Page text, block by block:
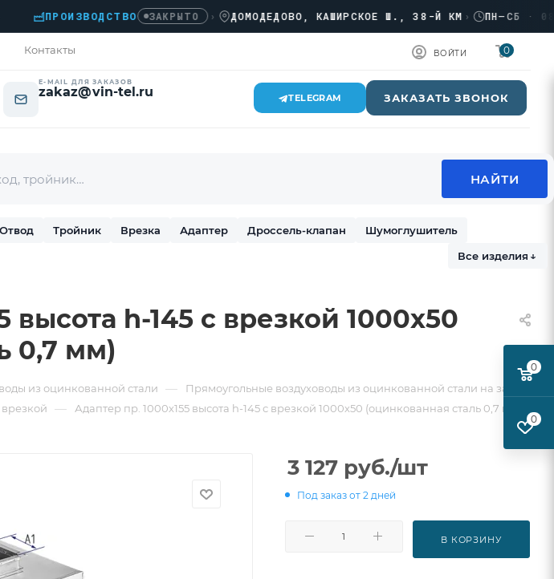
ПРОИЗВОДСТВО ЗАКРЫТО › ДОМОДЕДОВО, КАШИРСКОЕ Ш., 38-Й КМ› ПН–СБ ·
Контакты ВОЙТИ 0
E-MAIL ДЛЯ ЗАКАЗОВ
zakaz@vin-tel.ru TELEGRAM ЗАКАЗАТЬ ЗВОНОК
Отвод Тройник Врезка Адаптер Дроссель-клапан
Шумоглушитель
Все изделия ↓
высота h-145 с врезкой 1000х50
0,7 мм)
из оцинкованной стали — Прямоугольные воздуховоды из оцинкованной стали на заказ
— Адаптер пр. 1000х155 высота h-145 с врезкой 1000х50 (оцинкованная сталь 0,7 мм)
3 127 руб./шт
Под заказ от 2 дней
В КОРЗИНУ
0
0